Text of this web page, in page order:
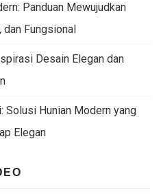
Panduan Mewujudkan
dan Fungsional
Desain Elegan dan
Solusi Hunian Modern yang
Elegan